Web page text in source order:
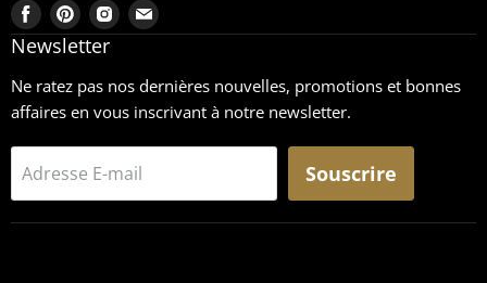
Trouvez-
nous
Facebook
Trouvez-
nous
Pinterest
Trouvez-
nous
Trouvez-
nous
Newsletter
Ne ratez pas nos dernières nouvelles, promotions et bonnes
affaires en vous inscrivant à notre newsletter.
Adresse E-mail Souscrire